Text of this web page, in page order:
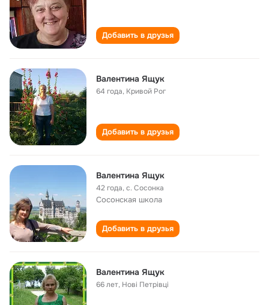
Добавить в друзья
Валентина Ящук
64 года, Кривой Рог
Добавить в друзья
Валентина Ящук
42 года,с. Сосонка
Сосонская школа
Добавить в друзья
Валентина Ящук
66 лет, Нові Петрівці